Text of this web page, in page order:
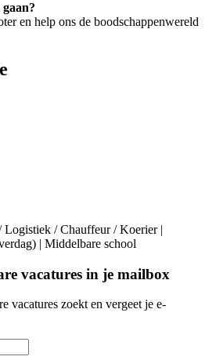
en help ons de boodschappenwereld
/ Chauffeur / Koerier |
| Middelbare school
vacatures in je mailbox
vacatures zoekt en vergeet je e-